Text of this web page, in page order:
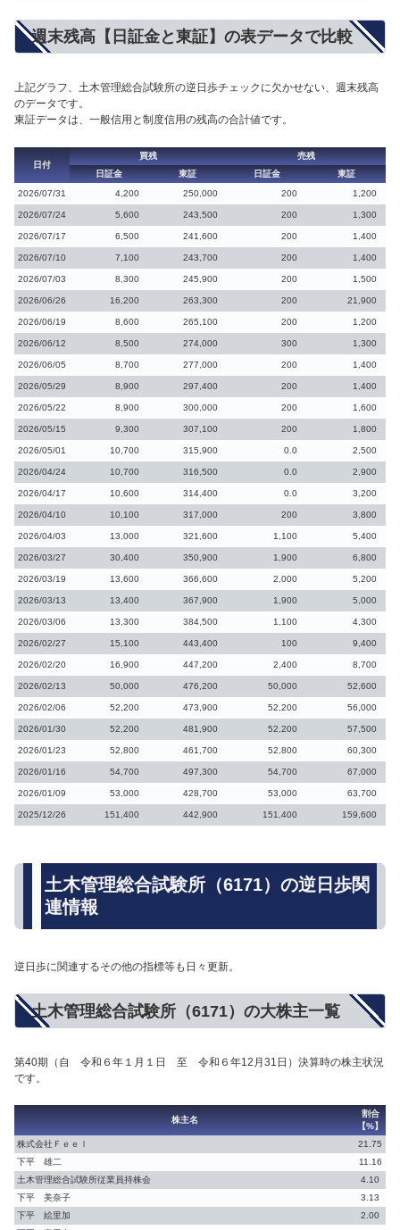
週末残高【日証金と東証】の表データで比較
上記グラフ、土木管理総合試験所の逆日歩チェックに欠かせない、週末残高
のデータです。
東証データは、一般信用と制度信用の残高の合計値です。
日付
買残
売残
日証金
東証 日証金
東証
2026/07/31
4,200 250,000 200 1,200
2026/07/24 5,600 243,500 200 1,300
2026/07/17 6,500 241,600 200 1,400
2026/07/10 7,100 243,700 200 1,400
2026/07/03 8,300 245,900 200 1,500
2026/06/26 16,200 263,300 200 21,900
2026/06/19 8,600 265,100 200 1,200
2026/06/12 8,500 274,000 300 1,300
2026/06/05 8,700 277,000 200 1,400
2026/05/29 8,900 297,400 200 1,400
2026/05/22 8,900 300,000 200 1,600
2026/05/15 9,300 307,100 200 1,800
2026/05/01 10,700 315,900 0.0 2,500
2026/04/24 10,700 316,500 0.0 2,900
2026/04/17 10,600 314,400 0.0 3,200
2026/04/10 10,100 317,000 200 3,800
2026/04/03 13,000 321,600 1,100 5,400
2026/03/27 30,400 350,900 1,900 6,800
2026/03/19 13,600 366,600 2,000 5,200
2026/03/13 13,400 367,900 1,900 5,000
2026/03/06 13,300 384,500 1,100 4,300
2026/02/27 15,100 443,400 100 9,400
2026/02/20 16,900 447,200 2,400 8,700
2026/02/13 50,000 476,200 50,000 52,600
2026/02/06 52,200 473,900 52,200 56,000
2026/01/30 52,200 481,900 52,200 57,500
2026/01/23 52,800 461,700 52,800 60,300
2026/01/16 54,700 497,300 54,700 67,000
2026/01/09 53,000 428,700 53,000 63,700
2025/12/26 151,400 442,900 151,400 159,600
土木管理総合試験所（6171）の逆日歩関
連情報
逆日歩に関連するその他の指標等も日々更新。
土木管理総合試験所（6171）の大株主一覧
第40期（自 令和６年１月１日 至 令和６年12月31日）決算時の株主状況
です。
株主名
割合
【%】
株式会社Ｆｅｅｌ
21.75
下平 雄二
11.16
土木管理総合試験所従業員持株会
4.10
下平 美奈子
3.13
下平 絵里加
2.00